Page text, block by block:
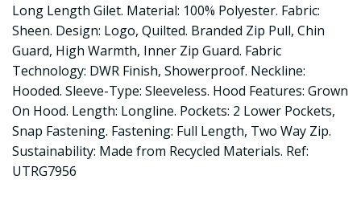
Long Length Gilet. Material: 100% Polyester. Fabric:
Sheen. Design: Logo, Quilted. Branded Zip Pull, Chin
Guard, High Warmth, Inner Zip Guard. Fabric
Technology: DWR Finish, Showerproof. Neckline:
Hooded. Sleeve-Type: Sleeveless. Hood Features: Grown
On Hood. Length: Longline. Pockets: 2 Lower Pockets,
Snap Fastening. Fastening: Full Length, Two Way Zip.
Sustainability: Made from Recycled Materials. Ref:
UTRG7956